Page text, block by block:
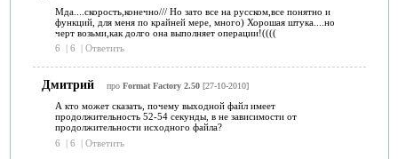
Мда....скорость,конечно/// Но зато все на русском,все понятно и
функций, для меня по крайней мере, много) Хорошая штука....но
черт возьми,как долго она выполняет операции!((((
6
| 6 | Ответить
Дмитрий про Format Factory 2.50[27-10-2010]
А кто может сказать, почему выходной файл имеет
продолжительность 52-54 секунды, в не зависимости от
продолжительности исходного файла?
6
| 6 | Ответить